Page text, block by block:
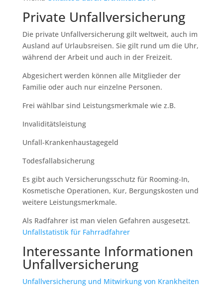
Private Unfallversicherung
Die private Unfallversicherung gilt weltweit, auch im
Ausland auf Urlaubsreisen. Sie gilt rund um die Uhr,
während der Arbeit und auch in der Freizeit.
Abgesichert werden können alle Mitglieder der
Familie oder auch nur einzelne Personen.
Frei wählbar sind Leistungsmerkmale wie z.B.
Invaliditätsleistung
Unfall-Krankenhaustagegeld
Todesfallabsicherung
Es gibt auch Versicherungsschutz für Rooming-In,
Kosmetische Operationen, Kur, Bergungskosten und
weitere Leistungsmerkmale.
Als Radfahrer ist man vielen Gefahren ausgesetzt.
Unfallstatistik für Fahrradfahrer
Interessante Informationen
Unfallversicherung
Unfallversicherung und Mitwirkung von Krankheiten